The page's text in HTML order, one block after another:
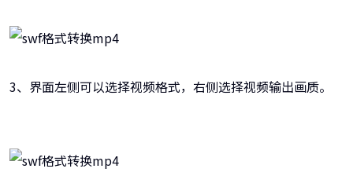
3、界面左侧可以选择视频格式，右侧选择视频输出画质。